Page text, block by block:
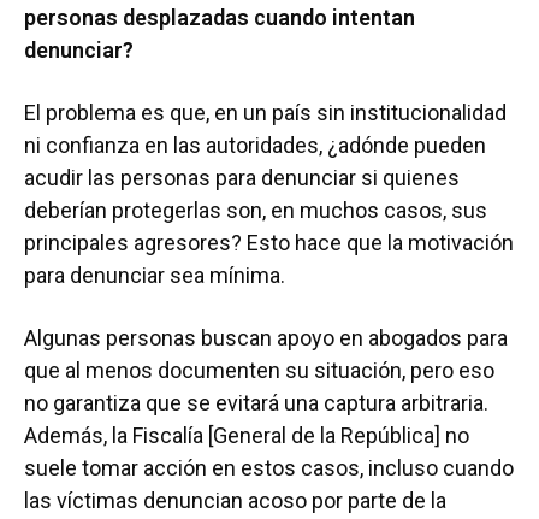
personas desplazadas cuando intentan
denunciar?
El problema es que, en un país sin institucionalidad
ni confianza en las autoridades, ¿adónde pueden
acudir las personas para denunciar si quienes
deberían protegerlas son, en muchos casos, sus
principales agresores? Esto hace que la motivación
para denunciar sea mínima.
Algunas personas buscan apoyo en abogados para
que al menos documenten su situación, pero eso
no garantiza que se evitará una captura arbitraria.
Además, la Fiscalía [General de la República] no
suele tomar acción en estos casos, incluso cuando
las víctimas denuncian acoso por parte de la